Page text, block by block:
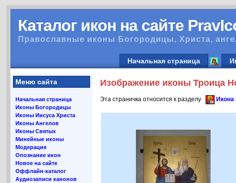
Каталог икон на сайте
Православные иконы Богородицы, Христа,
Начальная страница
Меню сайта
Начальная страница
Иконы Богородицы
Иконы Иисуса Христа
Иконы Ангелов
Иконы Святых
Минейные иконы
Модерация
Опознание икон
Новое на сайте
Оффлайн-каталог
Аудиозаписи канонов
Изображение иконы Троица
Эта страничка относится к разделу Икона